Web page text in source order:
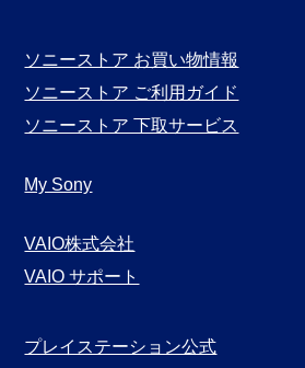
ソニーストア お買い物情報
ソニーストア ご利用ガイド
ソニーストア 下取サービス
My Sony
VAIO株式会社
VAIO サポート
プレイステーション公式